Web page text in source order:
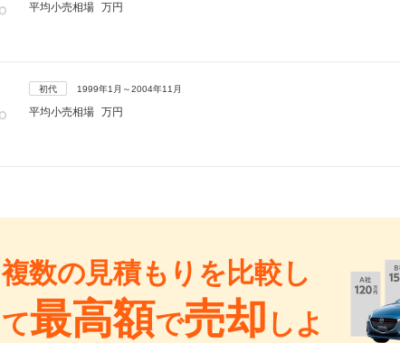
平均小売相場 万円
初代 1999年1月～2004年11月
平均小売相場 万円
複数の見積もりを比較し
て最高額で売却 しよ